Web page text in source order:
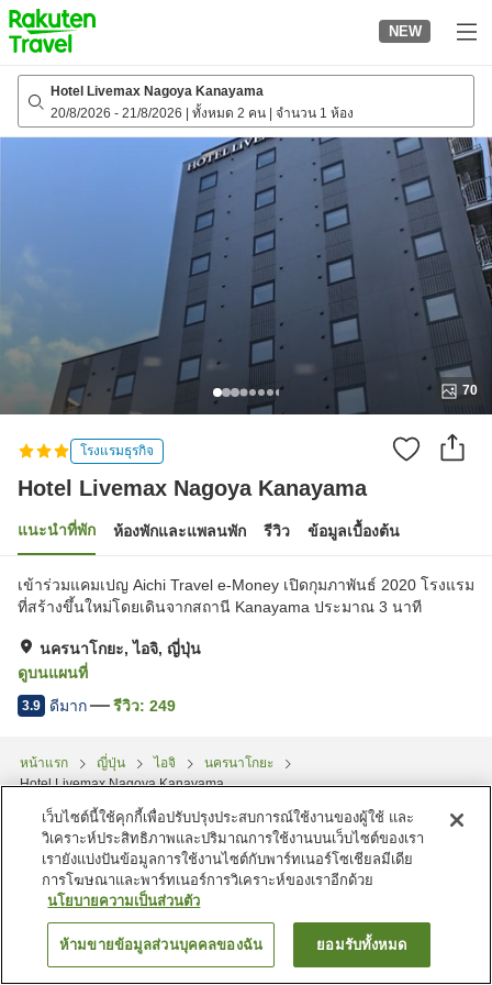
to
top
page
NEW
Hotel Livemax Nagoya Kanayama
20/8/2026 - 21/8/2026 ทั้งหมด 2 คน จำนวน 1 ห้อง
70
โรงแรมธุรกิจ
Hotel Livemax Nagoya Kanayama
แนะนำที่พัก ห้องพักและแพลนพัก รีวิว ข้อมูลเบื้องต้น
เข้าร่วมแคมเปญ Aichi Travel e-Money เปิดกุมภาพันธ์ 2020 โรงแรม
ที่สร้างขึ้นใหม่โดยเดินจากสถานี Kanayama ประมาณ 3 นาที
นครนาโกยะ, ไอจิ, ญี่ปุ่น
ดูบนแผนที่
3.9 ดีมาก รีวิว: 249
หน้าแรก ญี่ปุ่น ไอจิ
นครนาโกยะ
Hotel Livemax Nagoya Kanayama
ค้นหาห้องพัก
เว็บไซต์นี้ใช้คุกกี้เพื่อปรับปรุงประสบการณ์ใช้งานของผู้ใช้ และ
วิเคราะห์ประสิทธิภาพและปริมาณการใช้งานบนเว็บไซต์ของเรา
เรายังแบ่งปันข้อมูลการใช้งานไซต์กับพาร์ทเนอร์โซเชียลมีเดีย
การโฆษณาและพาร์ทเนอร์การวิเคราะห์ของเราอีกด้วย
นโยบายความเป็นส่วนตัว
ห้ามขายข้อมูลส่วนบุคคลของฉัน ยอมรับทั้งหมด